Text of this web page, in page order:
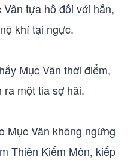
tựa hồ đối với hắn,
khí tại ngực.
Mục Vân thời điểm,
ra một tia sợ hãi.
Mục Vân không ngừng
Thiên Kiếm Môn, kiếp